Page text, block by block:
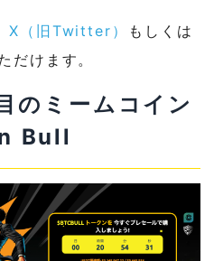
X（旧Twitter）
もしくは
だけます。
のミームコイン
Bull